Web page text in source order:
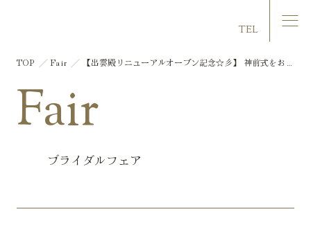
TEL
Fair
ブライダルフェア
TOP Fair
【出雲殿リニューアルオープン記念☆彡】 神前式をお考